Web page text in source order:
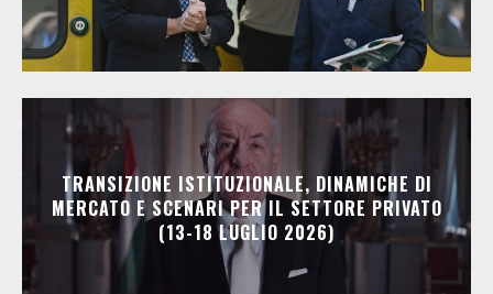
TRANSIZIONE ISTITUZIONALE, DINAMICHE DI
MERCATO E SCENARI PER IL SETTORE PRIVATO
(13-18 LUGLIO 2026)